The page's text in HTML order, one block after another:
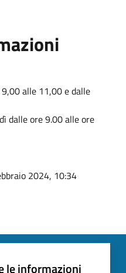
alle 11,00 e dalle
dalle ore 9.00 alle ore
2024, 10:34
le informazioni